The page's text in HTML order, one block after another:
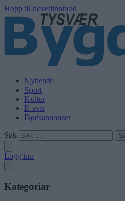
Hopp til hovedinnhold
Nyhende
Sport
Kultur
E-avis
Dødsannonser
Søk
Logg inn
Kategoriar